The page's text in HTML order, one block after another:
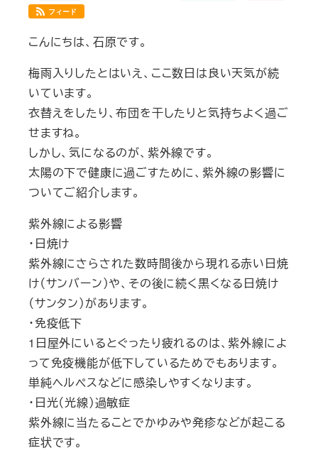
フィード
こんにちは、石原です。
梅雨入りしたとはいえ、ここ数日は良い天気が続
いています。
衣替えをしたり、布団を干したりと気持ちよく過ご
せますね。
しかし、気になるのが、紫外線です。
太陽の下で健康に過ごすために、紫外線の影響に
ついてご紹介します。
紫外線による影響
・日焼け
紫外線にさらされた数時間後から現れる赤い日焼
け（サンバーン）や、その後に続く黒くなる日焼け
（サンタン）があります。
・免疫低下
1日屋外にいるとぐったり疲れるのは、紫外線によ
って免疫機能が低下しているためでもあります。
単純ヘルペスなどに感染しやすくなります。
・日光（光線）過敏症
紫外線に当たることでかゆみや発疹などが起こる
症状です。